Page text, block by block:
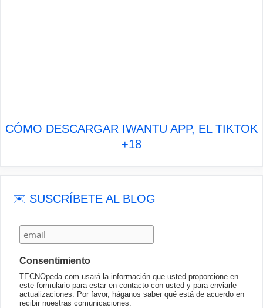
CÓMO DESCARGAR IWANTU APP, EL TIKTOK
+18
✉️ SUSCRÍBETE AL BLOG
Consentimiento
TECNOpeda.com usará la información que usted proporcione en
este formulario para estar en contacto con usted y para enviarle
actualizaciones. Por favor, háganos saber qué está de acuerdo en
recibir nuestras comunicaciones.